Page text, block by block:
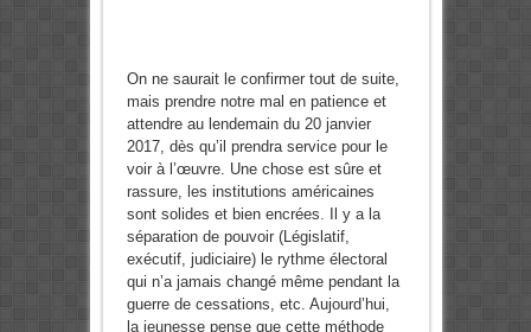
On ne saurait le confirmer tout de suite,
mais prendre notre mal en patience et
attendre au lendemain du 20 janvier
2017, dès qu’il prendra service pour le
voir à l’œuvre. Une chose est sûre et
rassure, les institutions américaines
sont solides et bien encrées. Il y a la
séparation de pouvoir (Législatif,
exécutif, judiciaire) le rythme électoral
qui n’a jamais changé même pendant la
guerre de cessations, etc. Aujourd’hui,
la jeunesse pense que cette méthode